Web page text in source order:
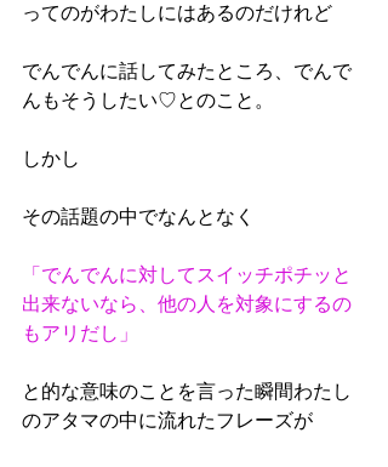
ってのがわたしにはあるのだけれど
でんでんに話してみたところ、でんで
んもそうしたい♡とのこと。
しかし
その話題の中でなんとなく
「でんでんに対してスイッチポチッと
出来ないなら、他の人を対象にするの
もアリだし」
と的な意味のことを言った瞬間わたし
のアタマの中に流れたフレーズが